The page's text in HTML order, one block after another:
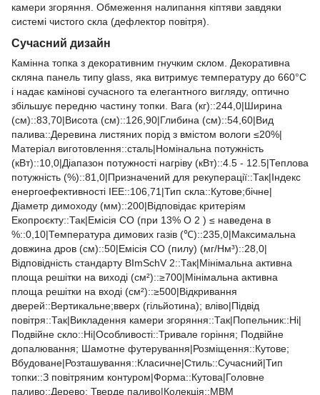
камери згоряння. Обмеження налипання кіптяви завдяки
системі чистого скла (дефлектор повітря).
Сучасний дизайн
Камінна топка з декоративним гнучким склом. Декоративна
скляна панель типу glass, яка витримує температуру до 660°C
і надає камінові сучасного та елегантного вигляду, оптично
збільшує передню частину топки. Вага (кг)::244,0|Ширина
(см)::83,70|Висота (см)::126,90|Глибина (см)::54,60|Вид
палива::Деревина листяних порід з вмістом вологи ≤20%|
Матеріал виготовлення::сталь|Номінальна потужність
(кВт)::10,0|Діапазон потужності нагріву (кВт)::4.5 - 12.5|Теплова
потужність (%)::81,0|Призначений для рекуперації::Так|Індекс
енергоефективності ІЕЕ::106,71|Тип скла::Кутове;бічне|
Діаметр димоходу (мм)::200|Відповідає критеріям
Екопроєкту::Так|Емісія CO (при 13% O 2 ) ≤ наведена в
%::0,10|Температура димових газів (℃)::235,0|Максимальна
довжина дров (см)::50|Емісія CO (пилу) (мг/Нм³)::28,0|
Відповідність стандарту BImSchV 2::Так|Мінімальна активна
площа решітки на виході (см²)::≥700|Мінімальна активна
площа решітки на вході (см²)::≥500|Відкривання
дверей::Вертикальне;вверх (гільйотина); вліво|Підвід
повітря::Так|Викладення камери згоряння::Так|Попельник::Ні|
Подвійне скло::Ні|Особливості::Тривале горіння; Подвійне
допалювання; Шамотне футерування|Розміщення::Кутове;
Вбудоване|Розташування::Класичне|Стиль::Cучасний|Тип
топки::З повітряним контуром|Форма::Кутова|Головне
паливо::Дерево; Тверде паливо|Колекція::MBM